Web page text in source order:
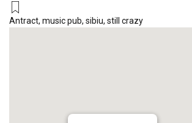
Antract, music pub, sibiu, still crazy